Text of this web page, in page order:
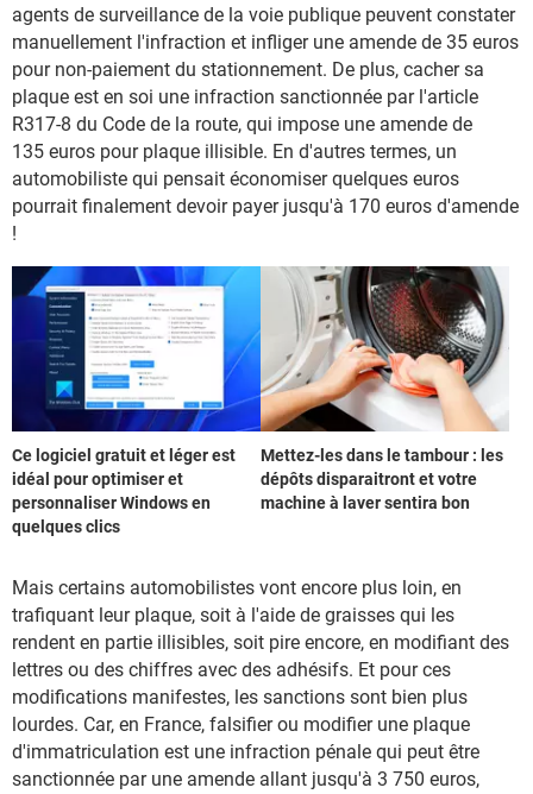
agents de surveillance de la voie publique peuvent constater
manuellement l'infraction et infliger une amende de 35 euros
pour non-paiement du stationnement. De plus, cacher sa
plaque est en soi une infraction sanctionnée par l'article
R317-8 du Code de la route, qui impose une amende de
135 euros pour plaque illisible. En d'autres termes, un
automobiliste qui pensait économiser quelques euros
pourrait finalement devoir payer jusqu'à 170 euros d'amende
!
Ce logiciel gratuit et léger est
idéal pour optimiser et
personnaliser Windows en
quelques clics
Mettez-les dans le tambour : les
dépôts disparaitront et votre
machine à laver sentira bon
Mais certains automobilistes vont encore plus loin, en
trafiquant leur plaque, soit à l'aide de graisses qui les
rendent en partie illisibles, soit pire encore, en modifiant des
lettres ou des chiffres avec des adhésifs. Et pour ces
modifications manifestes, les sanctions sont bien plus
lourdes. Car, en France, falsifier ou modifier une plaque
d'immatriculation est une infraction pénale qui peut être
sanctionnée par une amende allant jusqu'à 3 750 euros,